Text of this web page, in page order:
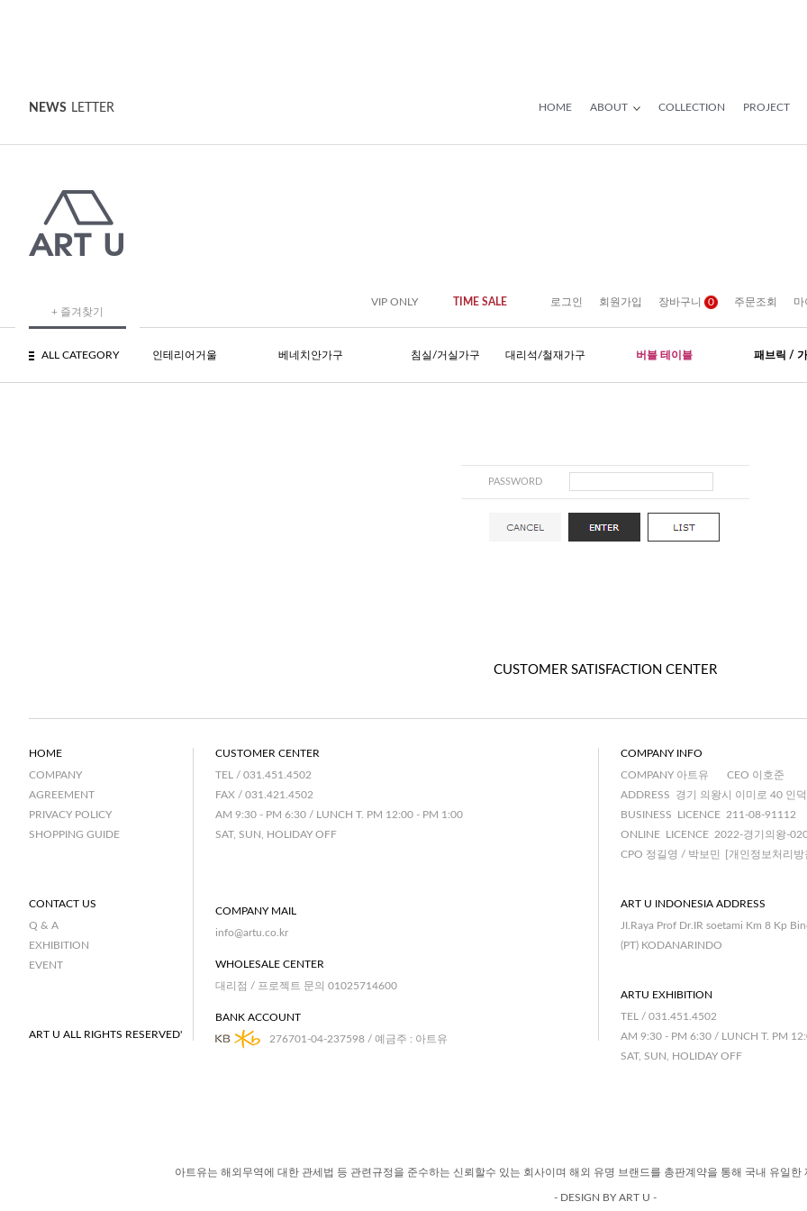
NEWS LETTER HOME ABOUT COLLECTION PROJECT
+ 즐겨찾기
VIP ONLY TIME SALE 로그인 회원가입 장바구니 0 주문조회 마
ALL CATEGORY 인테리어거울 베네치안가구 침실/거실가구 대리석/철재가구 버블 테이블 패브릭 /
PASSWORD
CUSTOMER SATISFACTION CENTER
HOME
COMPANY
AGREEMENT
PRIVACY POLICY
SHOPPING GUIDE
CONTACT US
Q & A
EXHIBITION
EVENT
ART U ALL RIGHTS RESERVED'
CUSTOMER CENTER
TEL / 031.451.4502
FAX / 031.421.4502
AM 9:30 - PM 6:30 / LUNCH T. PM 12:00 - PM 1:00
SAT, SUN, HOLIDAY OFF
COMPANY MAIL
info@artu.co.kr
WHOLESALE CENTER
대리점 / 프로젝트 문의 01025714600
BANK ACCOUNT
276701-04-237598 / 예금주 : 아트유
COMPANY INFO
COMPANY 아트유
CEO 이호준
ADDRESS 경기 의왕시 이미로 40 인
BUSINESS LICENCE 211-08-91112
ONLINE LICENCE 2022-경기의왕-
CPO 정길영 / 박보민
[개인정보처리방
ART U INDONESIA ADDRESS
JI.Raya Prof Dr.IR soetami Km 8 Kp
(PT) KODANARINDO
ARTU EXHIBITION
TEL / 031.451.4502
AM 9:30 - PM 6:30 / LUNCH T. PM
SAT, SUN, HOLIDAY OFF
아트유는 해외무역에 대한 관세법 등 관련규정을 준수하는 신뢰할수 있는 회사이며 해외 유명 브랜드를 총판계약을 통해 국내 유일한
- DESIGN BY ART U -